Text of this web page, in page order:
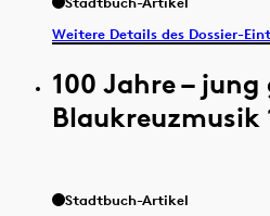
Weitere Details des Dossier-
100 Jahre –
Blaukreuzmusik
Stadtbuch-Artikel